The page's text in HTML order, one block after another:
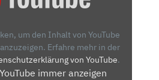
um den Inhalt von YouTube
anzuzeigen. Erfahre mehr in der
von YouTube.
immer anzeigen